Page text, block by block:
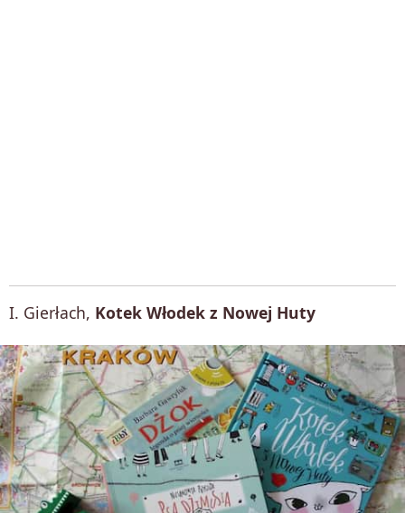
I. Gierłach, Kotek Włodek z Nowej Huty